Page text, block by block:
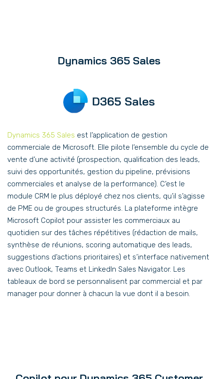
Dynamics 365 Sales
Dynamics 365 Sales est l’application de gestion
commerciale de Microsoft. Elle pilote l’ensemble du cycle de
vente d’une activité (prospection, qualification des leads,
suivi des opportunités, gestion du pipeline, prévisions
commerciales et analyse de la performance). C’est le
module CRM le plus déployé chez nos clients, qu’il s’agisse
de PME ou de groupes structurés. La plateforme intègre
Microsoft Copilot pour assister les commerciaux au
quotidien sur des tâches répétitives (rédaction de mails,
synthèse de réunions, scoring automatique des leads,
suggestions d’actions prioritaires) et s’interface nativement
avec Outlook, Teams et LinkedIn Sales Navigator. Les
tableaux de bord se personnalisent par commercial et par
manager pour donner à chacun la vue dont il a besoin.